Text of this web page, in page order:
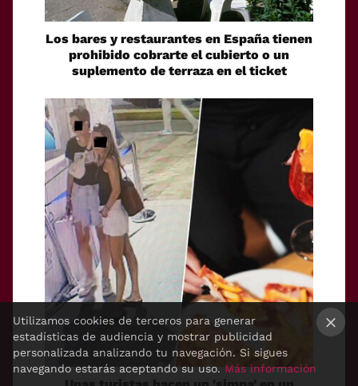
Los bares y restaurantes en España tienen
prohibido cobrarte el cubierto o un
suplemento de terraza en el ticket
Utilizamos cookies de terceros para generar
estadísticas de audiencia y mostrar publicidad
personalizada analizando tu navegación. Si sigues
navegando estarás aceptando su uso.Más información